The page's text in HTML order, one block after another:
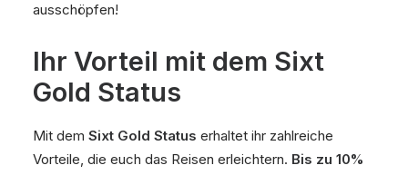
ausschöpfen!
Ihr Vorteil mit dem Sixt
Gold Status
Mit dem Sixt Gold Status erhaltet ihr zahlreiche
Vorteile, die euch das Reisen erleichtern. Bis zu 10%